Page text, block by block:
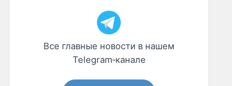
Все главные новости в нашем
Telegram‑канале